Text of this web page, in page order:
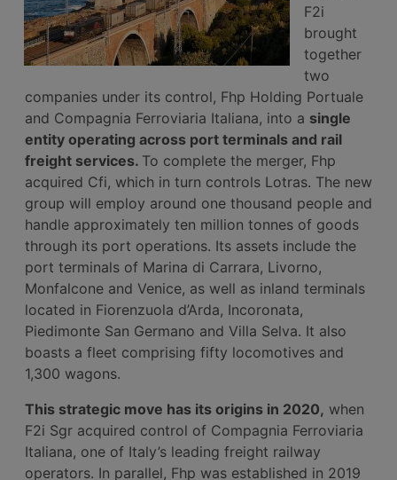
F2i
brought
together
two
companies under its control, Fhp Holding Portuale
and Compagnia Ferroviaria Italiana, into a single
entity operating across port terminals and rail
freight services. To complete the merger, Fhp
acquired Cfi, which in turn controls Lotras. The new
group will employ around one thousand people and
handle approximately ten million tonnes of goods
through its port operations. Its assets include the
port terminals of Marina di Carrara, Livorno,
Monfalcone and Venice, as well as inland terminals
located in Fiorenzuola d’Arda, Incoronata,
Piedimonte San Germano and Villa Selva. It also
boasts a fleet comprising fifty locomotives and
1,300 wagons.
This strategic move has its origins in 2020, when
F2i Sgr acquired control of Compagnia Ferroviaria
Italiana, one of Italy’s leading freight railway
operators. In parallel, Fhp was established in 2019